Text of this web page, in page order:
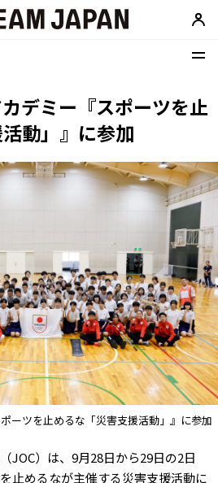
デミー『スポーツを止
動」』に参加
ーツを止めるな「災害支援活動」』に参加
JOC）は、9月28日から29日の2日
止めるなが主催する災害支援活動に